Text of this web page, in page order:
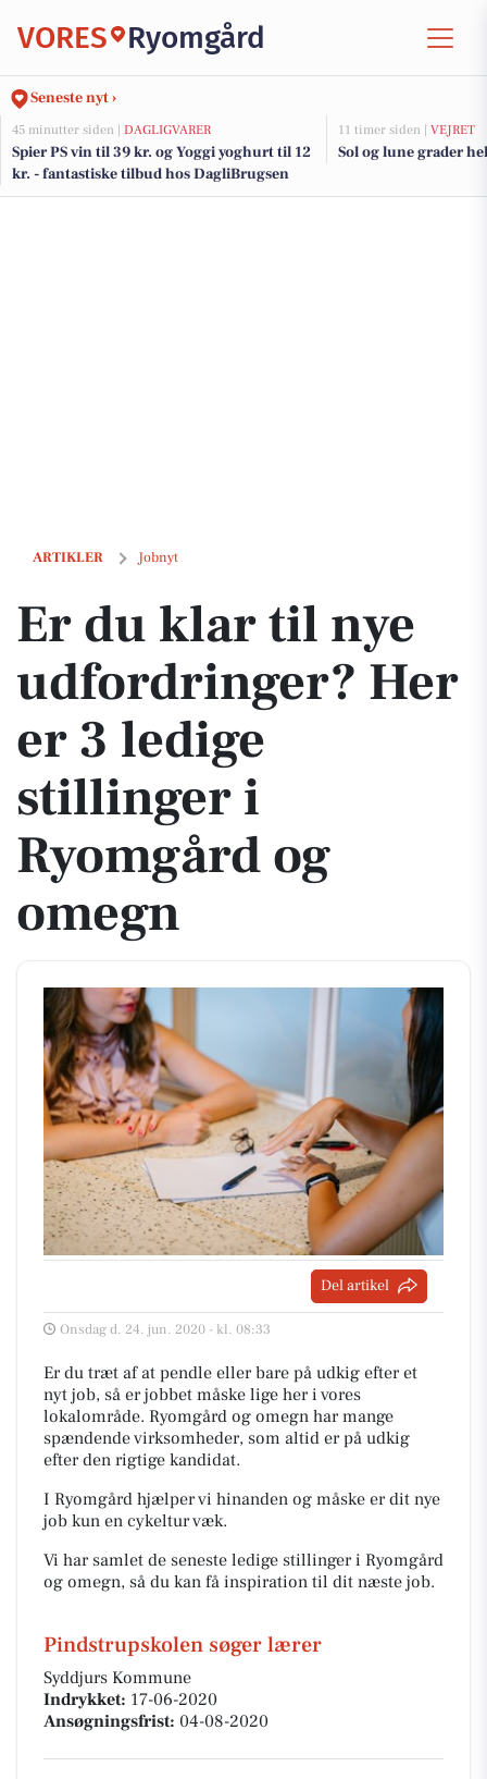
VORES Ryomgård
Seneste nyt ›
45 minutter siden | DAGLIGVARER
Spier PS vin til 39 kr. og Yoggi yoghurt til 12
kr. - fantastiske tilbud hos DagliBrugsen
11 timer siden | VEJRET
Sol og lune grader
ARTIKLER Jobnyt
Er du klar til nye udfordringer? Her er 3 ledige stillinger i Ryomgård
Er du klar til nye
udfordringer? Her
er 3 ledige
stillinger i
Ryomgård og
omegn
Del artikel
Onsdag d. 24. jun. 2020 - kl. 08:33
Er du træt af at pendle eller bare på udkig efter et
nyt job, så er jobbet måske lige her i vores
lokalområde. Ryomgård og omegn har mange
spændende virksomheder, som altid er på udkig
efter den rigtige kandidat.
I Ryomgård hjælper vi hinanden og måske er dit nye
job kun en cykeltur væk.
Vi har samlet de seneste ledige stillinger i Ryomgård
og omegn, så du kan få inspiration til dit næste job.
Pindstrupskolen søger lærer
Syddjurs Kommune
Indrykket: 17-06-2020
Ansøgningsfrist: 04-08-2020